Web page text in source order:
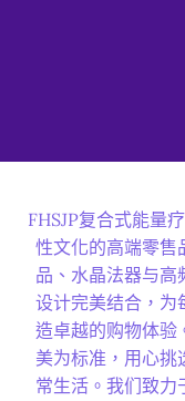
FHSJP复合式能量
性文化的高端零售
品、水晶法器与高
设计完美结合，为
造卓越的购物体验
美为标准，用心挑
常生活。我们致力